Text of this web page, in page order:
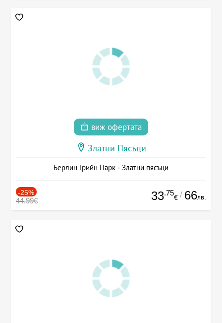
виж офертата
Златни Пясъци
Берлин Грийн Парк - Златни пясъци
-25%
44.99€ 33.75
€ / 66лв.